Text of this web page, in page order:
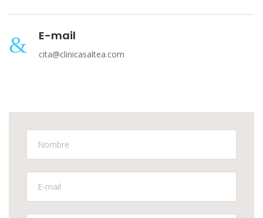
E-mail
cita@clinicasaltea.com